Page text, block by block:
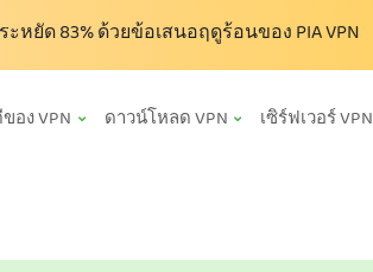
ะหยัด83%ด้วยข้อเสนอฤดูร้อนของ PIA VPN
อง VPN ดาวน์โหลด VPN เซิร์ฟเวอร์ VPN